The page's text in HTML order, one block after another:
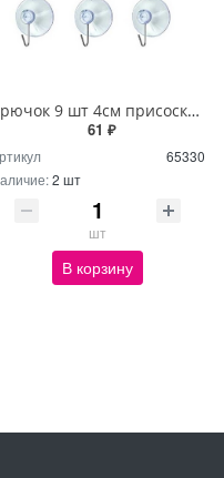
Крючок 9 шт 4см присоска-вакуум NA1054
61 ₽
65330
2 шт
шт
В корзину